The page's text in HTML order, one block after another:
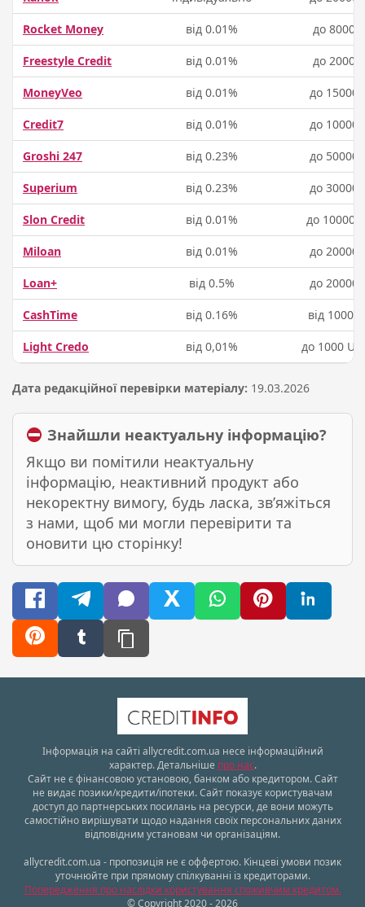
Rocket Money від 0.01% до 8000 ₴
Freestyle Credit від 0.01% до 2000 ₴
MoneyVeo від 0.01% до 15000
Credit7 від 0.01% до 10000
Groshi 247 від 0.23% до 50000
Superium від 0.23% до 30000
Slon Credit від 0.01% до 100000
Miloan від 0.01% до 20000
Loan+ від 0.5% до 20000
CashTime від 0.16% від 10000
Light Credo від 0,01% до 1000
Дата редакційної перевірки матеріалу: 19.03.2026
Знайшли неактуальну інформацію?
Якщо ви помітили неактуальну
інформацію, неактивний продукт або
некоректну вимогу, будь ласка, зв’яжіться
з нами, щоб ми могли перевірити та
оновити цю сторінку!
Інформація на сайті allycredit.com.ua несе інформаційний
характер. Детальніше про нас.
Сайт не є фінансовою установою, банком або кредитором. Сайт
не видає позики/кредити/іпотеки. Сайт показує користувачам
доступ до партнерських посилань на ресурси, де вони можуть
самостійно вирішувати щодо надання своїх персональних даних
відповідним установам чи організаціям.
allycredit.com.ua - пропозиція не є оффертою. Кінцеві умови позик
уточнюйте при прямому спілкуванні із кредиторами.
Попередження про наслідки користування споживчим кредитом.
© Copyright 2020 - 2026